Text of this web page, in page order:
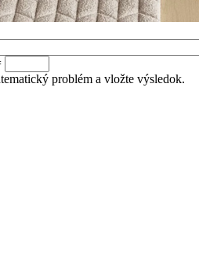
problém a vložte výsledok.